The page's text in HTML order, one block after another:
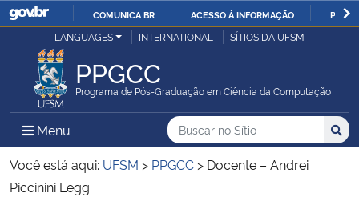
IR
COMUNICA BR ACESSO À INFORMAÇÃO
Ministério da Justiça e Segurança Pública
Ministério da Defesa
Ministério das Relações Exteriores
LANGUAGES INTERNATIONAL SÍTIOS DA UFSM
PPGCC
Programa de Pós-Graduação em Ciência da Computação
Menu Menu Principal do Sítio
Busca
Buscar no no Sítio
Busca:
Você está aqui: UFSM > PPGCC > Docente – Andrei
Piccinini Legg